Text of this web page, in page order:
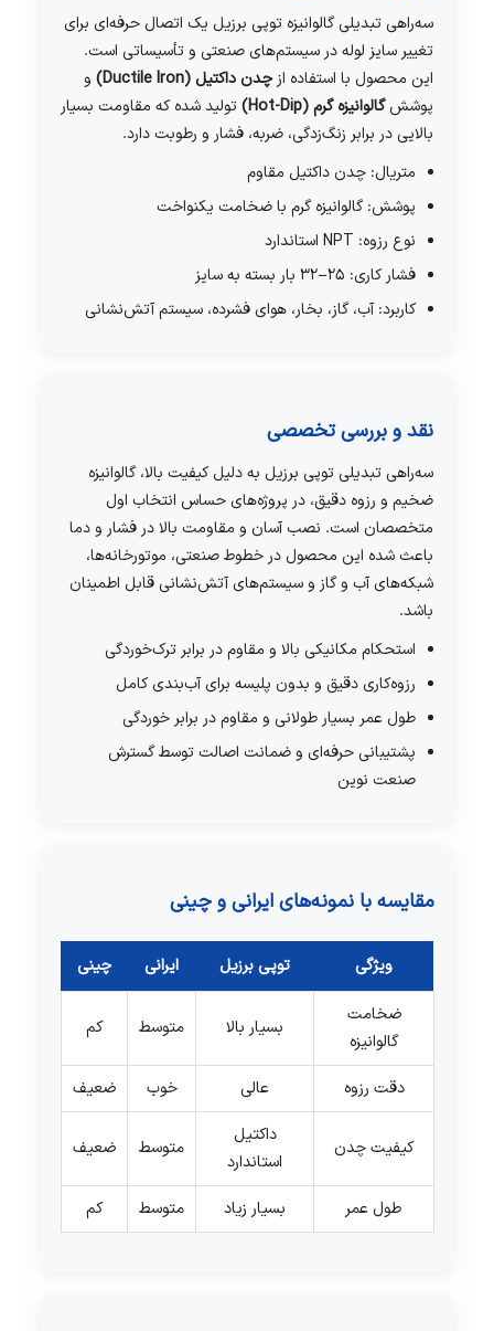
سه‌راهی تبدیلی گالوانیزه توپی برزیل یک اتصال حرفه‌ای برای
تغییر سایز لوله در سیستم‌های صنعتی و تأسیساتی است.
این محصول با استفاده از چدن داکتیل (Ductile Iron)
و
پوششگالوانیزه گرم (Hot-Dip)
تولید شده که مقاومت بسیار
بالایی در برابر زنگ‌زدگی، ضربه، فشار و رطوبت دارد.
متریال: چدن داکتیل مقاوم
پوشش: گالوانیزه گرم با ضخامت یکنواخت
نوع رزوه: NPT استاندارد
فشار کاری: 25–32 بار بسته به سایز
کاربرد: آب، گاز، بخار، هوای فشرده، سیستم آتش‌نشانی
نقد و بررسی تخصصی
سه‌راهی تبدیلی توپی برزیل به دلیل کیفیت بالا، گالوانیزه
ضخیم و رزوه دقیق، در پروژه‌های حساس انتخاب اول
متخصصان است. نصب آسان و مقاومت بالا در فشار و دما
باعث شده این محصول در خطوط صنعتی، موتورخانه‌ها،
شبکه‌های آب و گاز و سیستم‌های آتش‌نشانی قابل اطمینان
باشد.
استحکام مکانیکی بالا و مقاوم در برابر ترک‌خوردگی
رزوه‌کاری دقیق و بدون پلیسه برای آب‌بندی کامل
طول عمر بسیار طولانی و مقاوم در برابر خوردگی
پشتیبانی حرفه‌ای و ضمانت اصالت توسط گسترش
صنعت نوین
مقایسه با نمونه‌های ایرانی و چینی
ویژگی توپی برزیل ایرانی چینی
ضخامت
گالوانیزه
بسیار بالا متوسط کم
دقت رزوه عالی خوب ضعیف
کیفیت چدن
داکتیل
استاندارد
متوسط ضعیف
طول عمر بسیار زیاد متوسط کم